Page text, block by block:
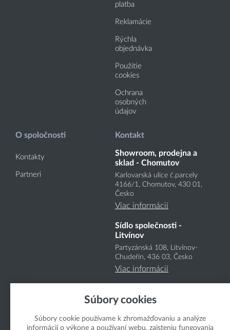
platba
Reklamácie
Rýchla
objednávka
Použitie
cookies
Ochrana
osobných
údajov
O spoločnosti
Kontakty
Partneri
Kontakt
Showroom, prodejna a
sklad - Chomutov
Karlovarská ulice č.parcely
4166/1, Chomutov, 430 01,
Česko
Viac informácií
Sídlo společnosti -
Litvínov
Partyzánská 108, Litvínov-
Chudeřín, 436 03, Česko
Viac informácií
Súbory cookies
Súbory cookie používame k zhromažďovaniu a analýze
informácií o výkone a používaní webu, zaisteniu fungovania